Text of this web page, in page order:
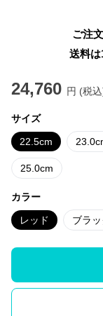
ご注
送料は
24,760 円 (税
サイズ
22.5cm
25.0cm
カラー
レッド ブラッ